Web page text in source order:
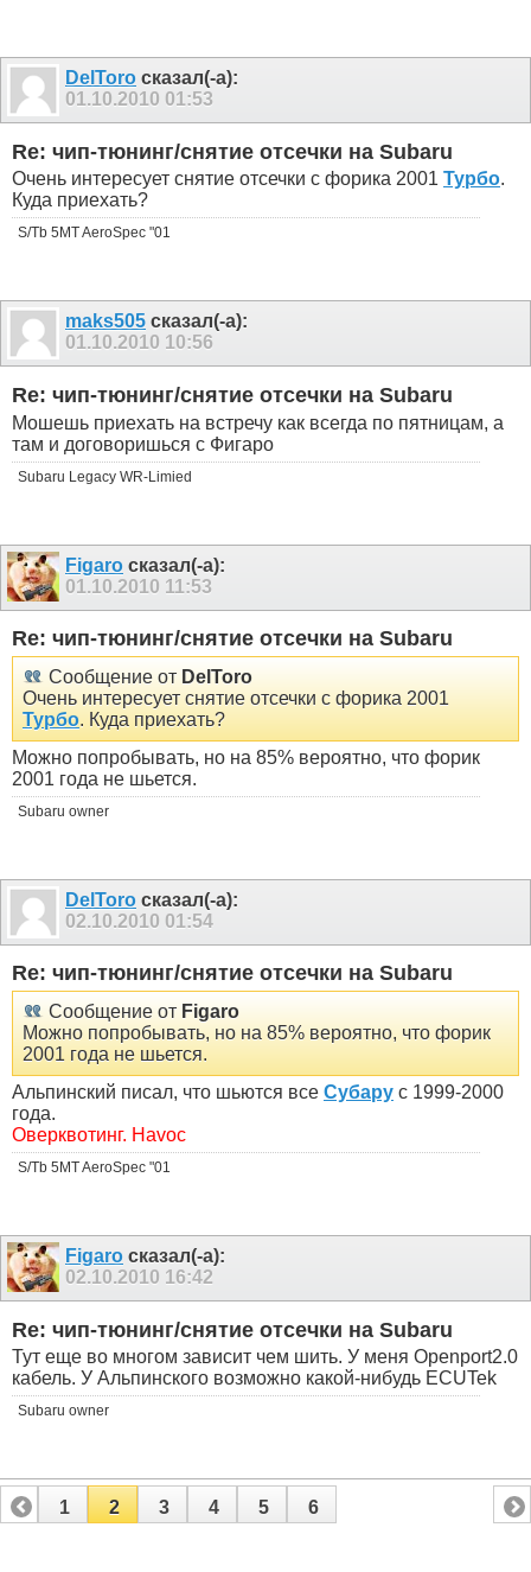
DelToro сказал(-а):
01.10.2010 01:53
Re: чип-тюнинг/снятие отсечки на Subaru
Очень интересует снятие отсечки с форика 2001 Турбо.
Куда приехать?
S/Tb 5MT AeroSpec "01
maks505 сказал(-а):
01.10.2010 10:56
Re: чип-тюнинг/снятие отсечки на Subaru
Мошешь приехать на встречу как всегда по пятницам, а
там и договоришься с Фигаро
Subaru Legacy WR-Limied
Figaro сказал(-а):
01.10.2010 11:53
Re: чип-тюнинг/снятие отсечки на Subaru
Сообщение от DelToro
Очень интересует снятие отсечки с форика 2001
Турбо. Куда приехать?
Можно попробывать, но на 85% вероятно, что форик
2001 года не шьется.
Subaru owner
DelToro сказал(-а):
02.10.2010 01:54
Re: чип-тюнинг/снятие отсечки на Subaru
Сообщение от Figaro
Можно попробывать, но на 85% вероятно, что форик
2001 года не шьется.
Альпинский писал, что шьются все Субару с 1999-2000
года.
Оверквотинг. Havoc
S/Tb 5MT AeroSpec "01
Figaro сказал(-а):
02.10.2010 16:42
Re: чип-тюнинг/снятие отсечки на Subaru
Тут еще во многом зависит чем шить. У меня Openport2.0
кабель. У Альпинского возможно какой-нибудь ECUTek
Subaru owner
1 2 3 4 5 6